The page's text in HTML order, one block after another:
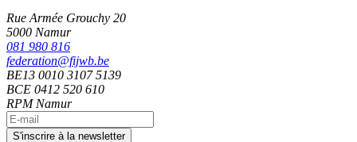
Rue Armée Grouchy 20
5000 Namur
081 980 816
federation@fijwb.be
BE13 0010 3107 5139
BCE 0412 520 610
RPM Namur